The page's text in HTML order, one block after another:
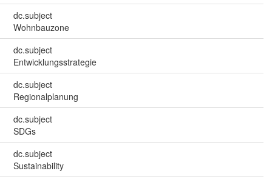
dc.subject
Wohnbauzone
dc.subject
Entwicklungsstrategie
dc.subject
Regionalplanung
dc.subject
SDGs
dc.subject
Sustainability